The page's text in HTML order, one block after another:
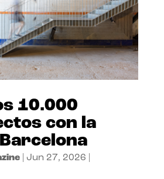
10.000
con la
| Jun 27, 2026